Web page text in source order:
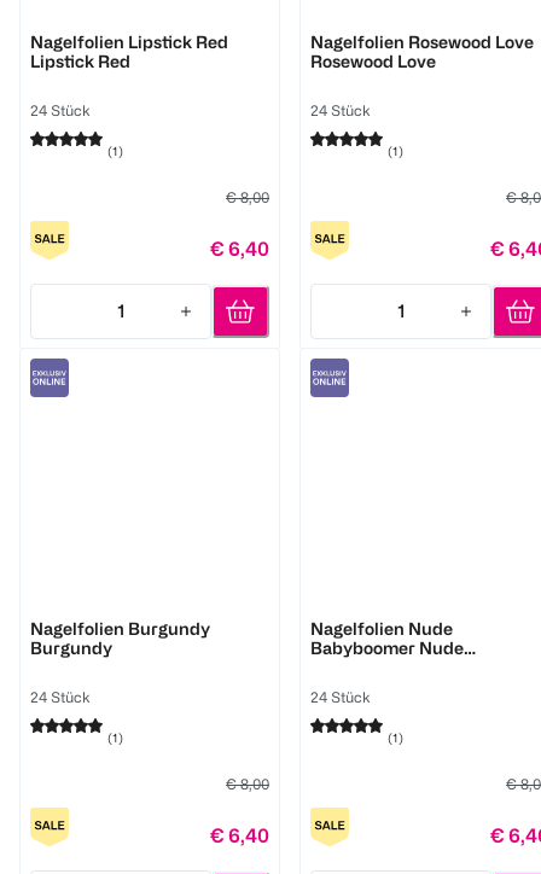
Nagelfolien Lipstick Red
Lipstick Red
24 Stück
(1)
€ 8,00
€ 6,40
1
Quantity: 1
Nagelfolien Rosewood Love
Rosewood Love
24 Stück
(1)
€
€
1
Quantity: 1
Nagelfolien Burgundy
Burgundy
24 Stück
(1)
€ 8,00
€ 6,40
Nagelfolien Nude
Babyboomer Nude
24 Stück
(1)
€
€